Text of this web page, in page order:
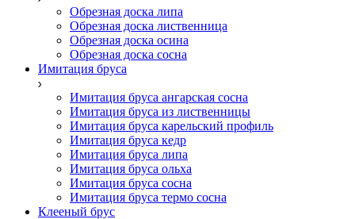
Обрезная доска липа
Обрезная доска лиственница
Обрезная доска осина
Обрезная доска сосна
Имитация бруса
Имитация бруса ангарская сосна
Имитация бруса из лиственницы
Имитация бруса карельский профиль
Имитация бруса кедр
Имитация бруса липа
Имитация бруса ольха
Имитация бруса сосна
Имитация бруса термо сосна
Клееный брус